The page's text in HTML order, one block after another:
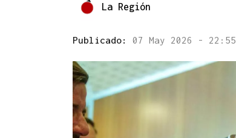
La Región
Publicado: 07 May 2026 - 22:55